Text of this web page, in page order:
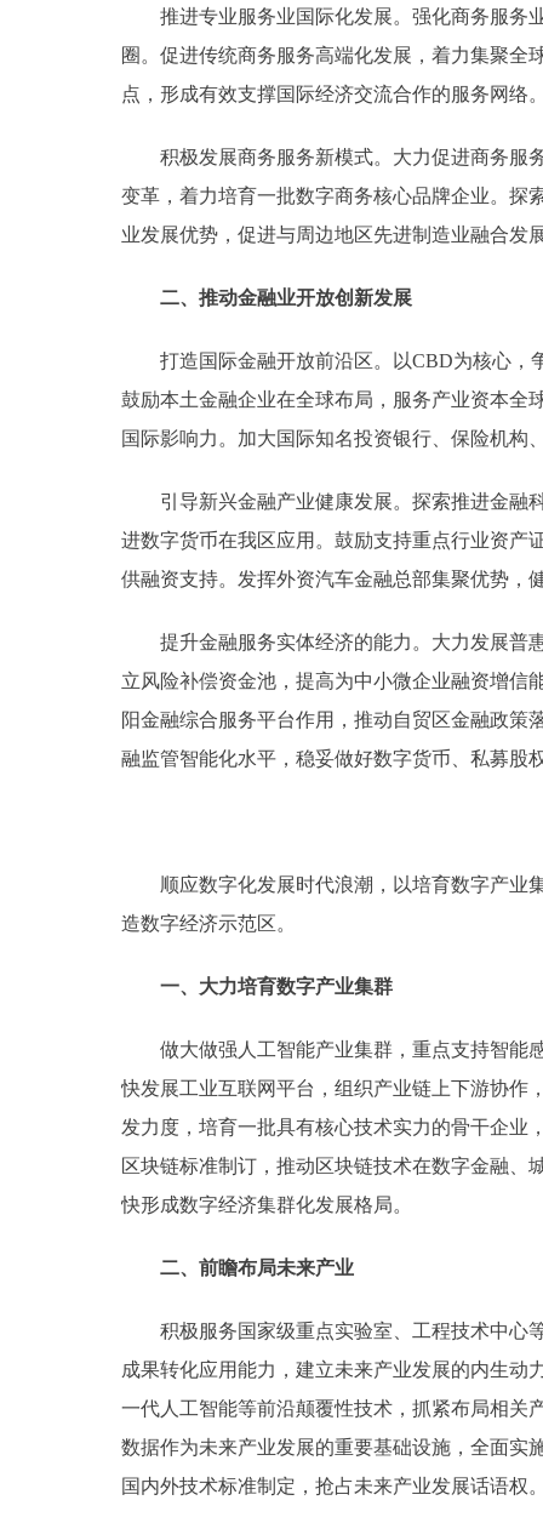
推进专业服务业国际化发展。强化商务服务业
圈。促进传统商务服务高端化发展，着力集聚
点，形成有效支撑国际经济交流合作的服务网络
积极发展商务服务新模式。大力促进商务服务
变革，着力培育一批数字商务核心品牌企业。探
业发展优势，促进与周边地区先进制造业融合发
二、推动金融业开放创新发展
打造国际金融开放前沿区。以CBD为核心，
鼓励本土金融企业在全球布局，服务产业资本全
国际影响力。加大国际知名投资银行、保险机构
引导新兴金融产业健康发展。探索推进金融科
进数字货币在我区应用。鼓励支持重点行业资产
供融资支持。发挥外资汽车金融总部集聚优势，
提升金融服务实体经济的能力。大力发展普惠
立风险补偿资金池，提高为中小微企业融资增信
阳金融综合服务平台作用，推动自贸区金融政
融监管智能化水平，稳妥做好数字货币、私募股
顺应数字化发展时代浪潮，以培育数字产业集
造数字经济示范区。
一、大力培育数字产业集群
做大做强人工智能产业集群，重点支持智能感
快发展工业互联网平台，组织产业链上下游协作
发力度，培育一批具有核心技术实力的骨干企业
区块链标准制订，推动区块链技术在数字金融
快形成数字经济集群化发展格局。
二、前瞻布局未来产业
积极服务国家级重点实验室、工程技术中心等
成果转化应用能力，建立未来产业发展的内生
一代人工智能等前沿颠覆性技术，抓紧布局相关
数据作为未来产业发展的重要基础设施，全面实
国内外技术标准制定，抢占未来产业发展话语权